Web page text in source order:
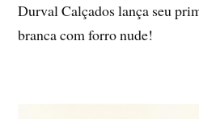
Durval Calçados lança seu
branca com forro nude!